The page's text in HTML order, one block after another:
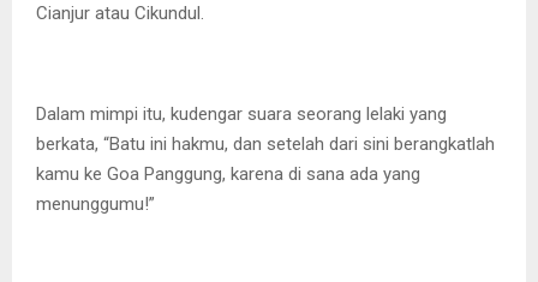
Cianjur atau Cikundul.
Dalam mimpi itu, kudengar suara seorang lelaki yang
berkata, “Batu ini hakmu, dan setelah dari sini berangkatlah
kamu ke Goa Panggung, karena di sana ada yang
menunggumu!”